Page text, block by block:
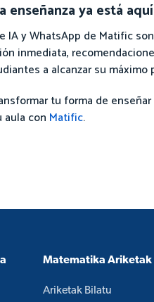
enseñanza ya está aquí
IA y WhatsApp de Matific
inmediata,
a alcanzar su máximo
tu forma de
aula con Matific.
Matematika Ariketak
Ariketak Bilatu